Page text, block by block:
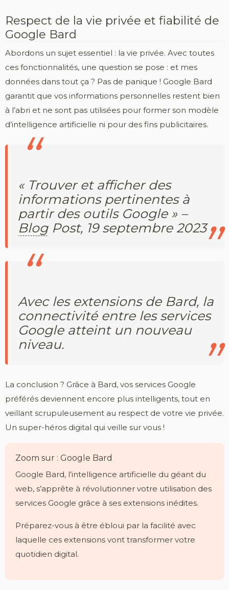
Respect de la vie privée et fiabilité de
Google Bard
Abordons un sujet essentiel : la vie privée. Avec toutes
ces fonctionnalités, une question se pose : et mes
données dans tout ça ? Pas de panique ! Google Bard
garantit que vos informations personnelles restent bien
à l’abri et ne sont pas utilisées pour former son modèle
d’intelligence artificielle ni pour des fins publicitaires.
« Trouver et afficher des
informations pertinentes à
partir des outils Google » –
BlogPost, 19 septembre 2023
Avec les extensions de Bard, la
connectivité entre les services
Google atteint un nouveau
niveau.
La conclusion ? Grâce à Bard, vos services Google
préférés deviennent encore plus intelligents, tout en
veillant scrupuleusement au respect de votre vie privée.
Un super-héros digital qui veille sur vous !
Zoom sur : Google Bard
Google Bard, l’intelligence artificielle du géant du
web, s’apprête à révolutionner votre utilisation des
services Google grâce à ses extensions inédites.
Préparez-vous à être ébloui par la facilité avec
laquelle ces extensions vont transformer votre
quotidien digital.